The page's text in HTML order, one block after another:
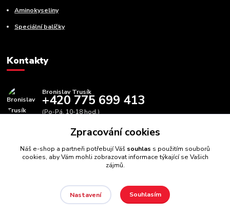
Aminokyseliny
Speciální balíčky
Kontakty
Bronislav Trusík
+420 775 699 413
(Po-Pá, 10-18 hod.)
info@bbfitness.cz
BBfintess.cz -Fitness doplňky a zdravá výživa//Webdesign
Zpracování cookies
Náš e-shop a partneři potřebují Váš souhlas s použitím souborů
cookies, aby Vám mohli zobrazovat informace týkající se Vašich
zájmů.
Nastavení Souhlasím